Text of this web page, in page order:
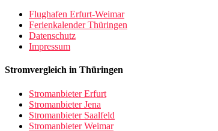
Flughafen Erfurt-Weimar
Ferienkalender Thüringen
Datenschutz
Impressum
Stromvergleich in Thüringen
Stromanbieter Erfurt
Stromanbieter Jena
Stromanbieter Saalfeld
Stromanbieter Weimar